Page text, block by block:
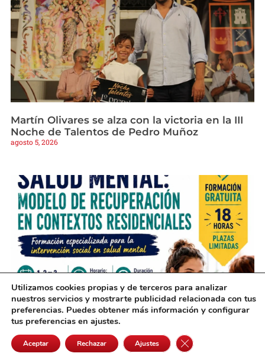
Martín Olivares se alza con la victoria en la III
Noche de Talentos de Pedro Muñoz
agosto 5, 2026
Una nueva formación gratuita en Alcázar
preparará a profesionales sobre salud mental
agosto 5, 2026
Utilizamos cookies propias y de terceros para analizar
nuestros servicios y mostrarte publicidad relacionada con tus
preferencias. Puedes obtener más información y configurar
tus preferencias en ajustes.
Aceptar Rechazar Ajustes Cerrar el banner de